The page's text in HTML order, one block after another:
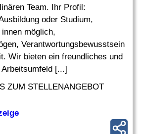
Team. Ihr Profil:
oder Studium,
möglich,
Verantwortungsbewusstsein
Wir bieten ein freundliches und
[...]
ZUM STELLENANGEBOT